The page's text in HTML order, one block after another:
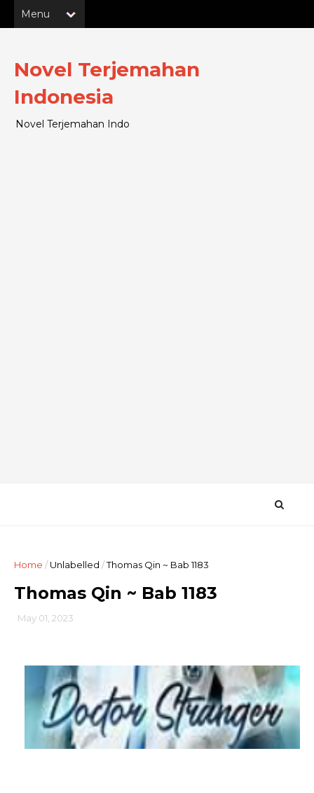
Novel Terjemahan
Indonesia
Novel Terjemahan Indo
Home /Unlabelled /Thomas Qin ~ Bab 1183
Thomas Qin ~ Bab 1183
May 01, 2023